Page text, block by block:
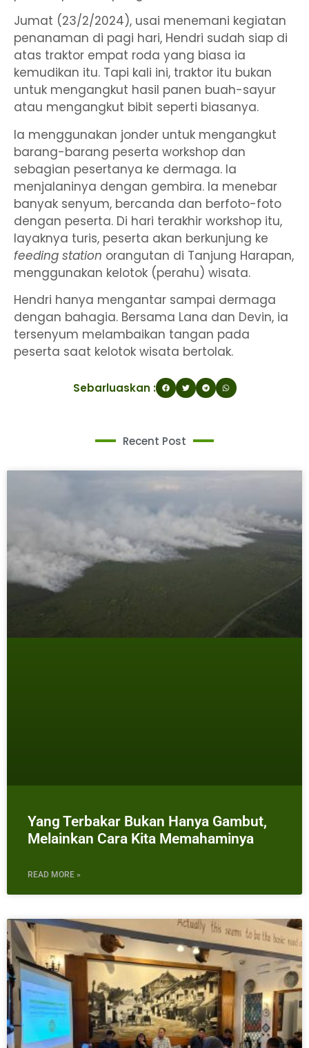
Jumat (23/2/2024), usai menemani kegiatan
penanaman di pagi hari, Hendri sudah siap di
atas traktor empat roda yang biasa ia
kemudikan itu. Tapi kali ini, traktor itu bukan
untuk mengangkut hasil panen buah-sayur
atau mengangkut bibit seperti biasanya.
Ia menggunakan jonder untuk mengangkut
barang-barang peserta workshop dan
sebagian pesertanya ke dermaga. Ia
menjalaninya dengan gembira. Ia menebar
banyak senyum, bercanda dan berfoto-foto
dengan peserta. Di hari terakhir workshop itu,
layaknya turis, peserta akan berkunjung ke
feeding station orangutan di Tanjung Harapan,
menggunakan kelotok (perahu) wisata.
Hendri hanya mengantar sampai dermaga
dengan bahagia. Bersama Lana dan Devin, ia
tersenyum melambaikan tangan pada
peserta saat kelotok wisata bertolak.
Sebarluaskan :
Recent Post
Yang Terbakar Bukan Hanya Gambut,
Melainkan Cara Kita Memahaminya
READ MORE »